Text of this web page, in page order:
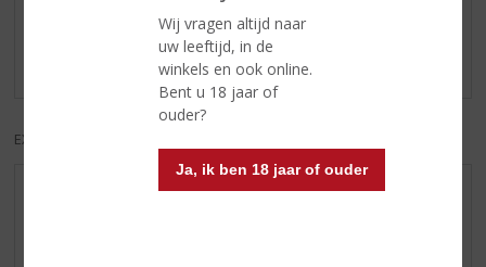
Wij vragen altijd naar
uw leeftijd, in de
winkels en ook online.
Bent u 18 jaar of
ouder?
Ja, ik ben 18 jaar of ouder
Schrijf een review
Er zijn nog geen reviews geplaatst voor dit product
EXCL. BTW